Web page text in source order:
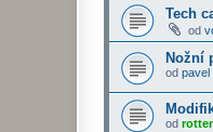
Tech
od
Nožní
od pavel
od